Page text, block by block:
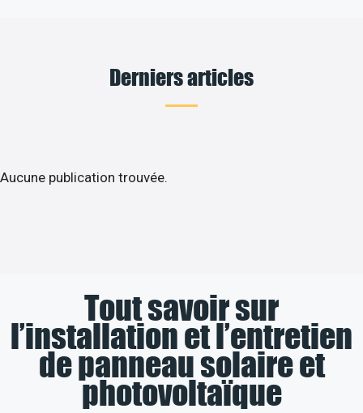
Derniers articles
Aucune publication trouvée.
Tout savoir sur
l’installation et l’entretien
de panneau solaire et
photovoltaïque